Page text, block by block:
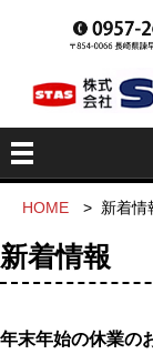
HOME > 新着情
新着情報
年末年始の休業の